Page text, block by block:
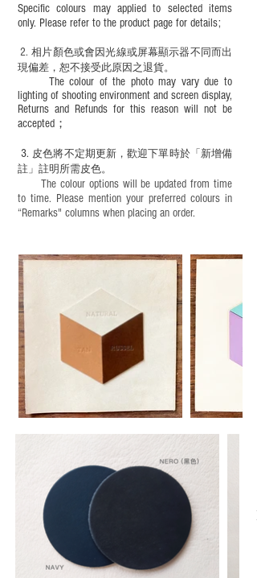
Specific colours may applied to selected items
only. Please refer to the product page for details;
​2.相片顏色或會因光線或屏幕顯示器不同而出
現偏差，恕不接受此原因之退貨。
The colour of the photo may vary due to
lighting of shooting environment and screen display,
Returns and Refunds for this reason will not be
accepted；
3. 皮色將不定期更新，歡迎下單時於「新增備
註」註明 所需皮色。
The colour options will be updated from time
to time. Please mention your preferred colours in
“Remarks" columns when placing an order.